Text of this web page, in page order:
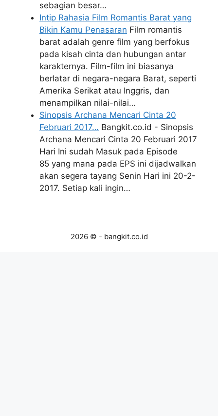
sebagian besar…
Intip Rahasia Film Romantis Barat yang
Bikin Kamu Penasaran Film romantis
barat adalah genre film yang berfokus
pada kisah cinta dan hubungan antar
karakternya. Film-film ini biasanya
berlatar di negara-negara Barat, seperti
Amerika Serikat atau Inggris, dan
menampilkan nilai-nilai…
Sinopsis Archana Mencari Cinta 20
Februari 2017… Bangkit.co.id - Sinopsis
Archana Mencari Cinta 20 Februari 2017
Hari Ini sudah Masuk pada Episode
85 yang mana pada EPS ini dijadwalkan
akan segera tayang Senin Hari ini 20-2-
2017. Setiap kali ingin…
2026 © - bangkit.co.id